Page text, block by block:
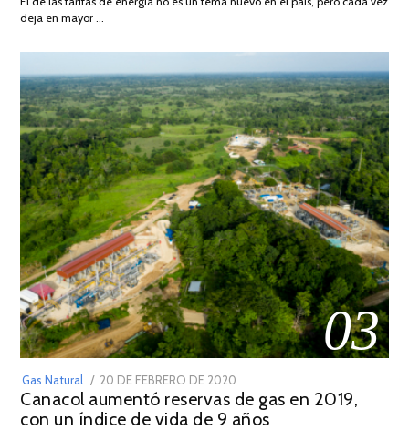
DE
deja en mayor …
03
Gas Natural
POSTED
ON
20 DE FEBRERO DE 2020
DE
JULIO
Canacol aumentó reservas de gas en 2019,
con un índice de vida de 9 años